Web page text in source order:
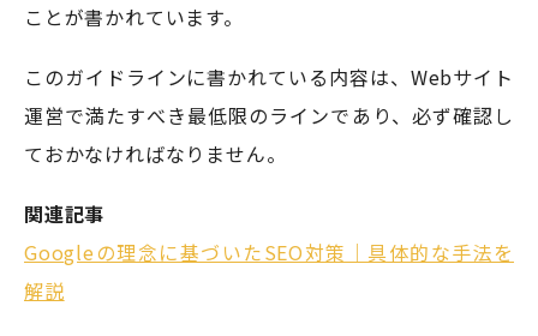
ことが書かれています。
このガイドラインに書かれている内容は、Webサイト
運営で満たすべき最低限のラインであり、必ず確認し
ておかなければなりません。
関連記事
Googleの理念に基づいたSEO対策｜具体的な手法を
解説